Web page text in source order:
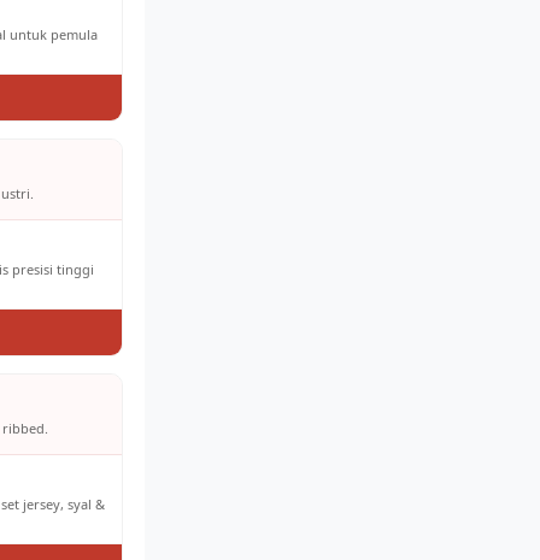
untuk pemula
presisi tinggi
jersey, syal &